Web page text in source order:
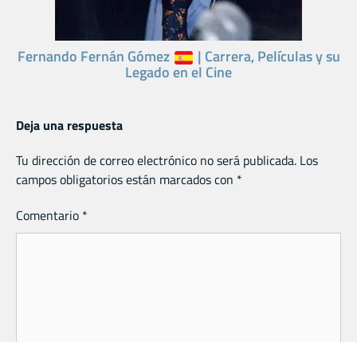
Fernando Fernán Gómez | Carrera, Películas y su
Legado en el Cine
Deja una respuesta
Tu dirección de correo electrónico no será publicada. Los
campos obligatorios están marcados con *
Comentario *